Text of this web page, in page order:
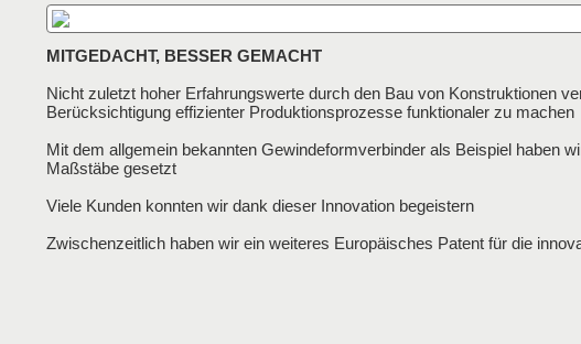
MITGEDACHT, BESSER GEMACHT
Nicht zuletzt hoher Erfahrungswerte durch den Bau von Konstruktionen
Berücksichtigung effizienter Produktionsprozesse funktionaler zu machen
Mit dem allgemein bekannten Gewindeformverbinder als Beispiel haben
Maßstäbe gesetzt
Viele Kunden konnten wir dank dieser Innovation begeistern
Zwischenzeitlich haben wir ein weiteres Europäisches Patent für die